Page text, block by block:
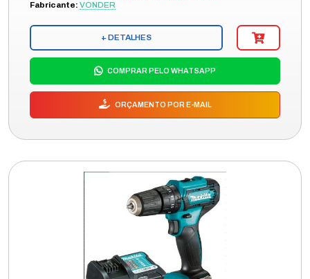
Fabricante: VONDER
+ DETALHES
COMPRAR PELO WHATSAPP
ORÇAMENTO POR E-MAIL